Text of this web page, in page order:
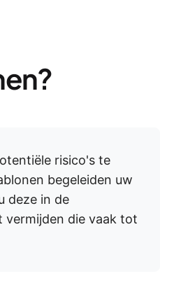
risico's te
begeleiden uw
deze in de
vermijden die vaak tot